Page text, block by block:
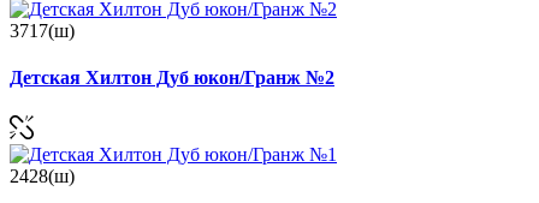
3717(ш)
Детская Хилтон Дуб юкон/Гранж №2
2428(ш)